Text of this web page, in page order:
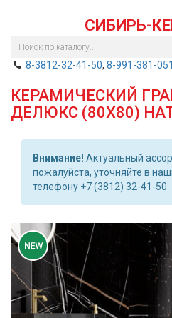
СИБИРЬ-
8-3812-32-41-50, 8-991-381-
КЕРАМИЧЕСКИЙ
ДЕЛЮКС (80Х80)
Внимание! Актуальный
пожалуйста, уточняйте в
телефону +7 (3812) 32-41-50